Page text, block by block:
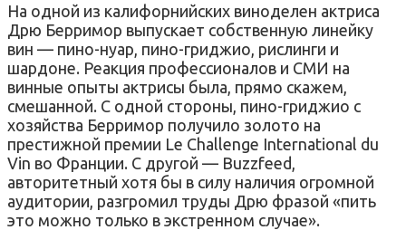
На одной из калифорнийских виноделен актриса
Дрю Берримор выпускает собственную линейку
вин — пино-нуар, пино-гриджио, рислинги и
шардоне. Реакция профессионалов и СМИ на
винные опыты актрисы была, прямо скажем,
смешанной. С одной стороны, пино-гриджио с
хозяйства Берримор получило золото на
престижной премии Le Challenge International du
Vin во Франции. С другой — Buzzfeed,
авторитетный хотя бы в силу наличия огромной
аудитории, разгромил труды Дрю фразой «пить
это можно только в экстренном случае».